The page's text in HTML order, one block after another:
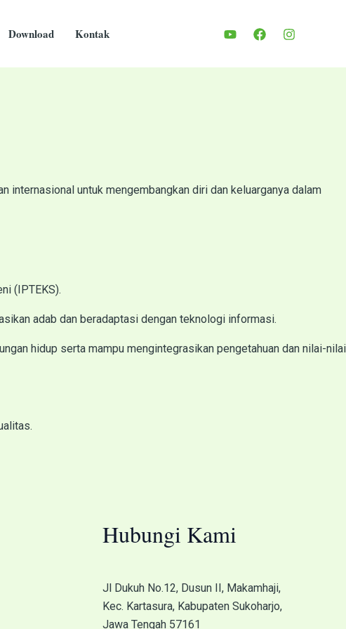
Download Kontak
internasional untuk mengembangkan diri dan keluarganya dalam
(IPTEKS).
adab dan beradaptasi dengan teknologi informasi.
hidup serta mampu mengintegrasikan pengetahuan dan nilai-nilai
Hubungi Kami
Jl Dukuh No.12, Dusun II, Makamhaji,
Kec. Kartasura, Kabupaten Sukoharjo,
Jawa Tengah 57161